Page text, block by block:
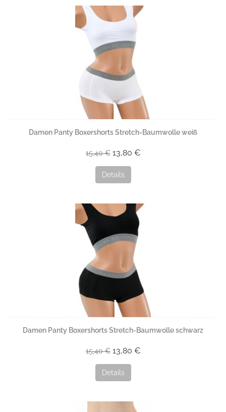
Damen Panty Boxershorts Stretch-Baumwolle weiß
15,40 € 13,80 €
Details
Damen Panty Boxershorts Stretch-Baumwolle schwarz
15,40 € 13,80 €
Details